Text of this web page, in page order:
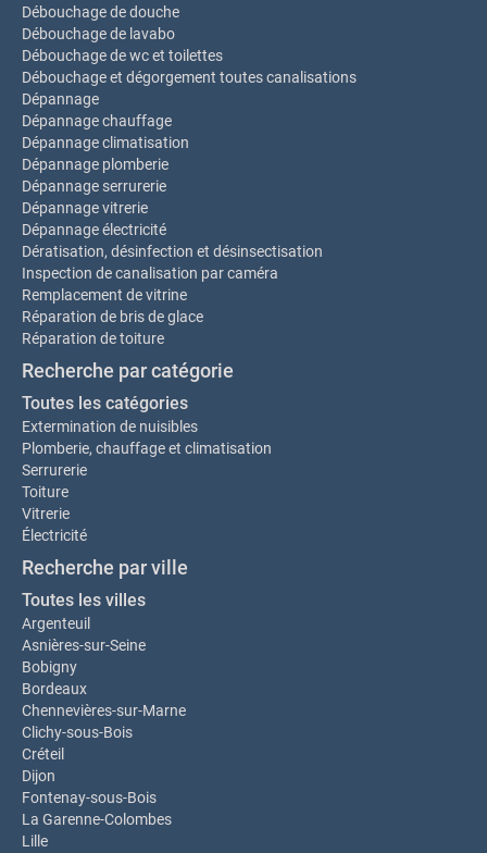
Débouchage de douche
Débouchage de lavabo
Débouchage de wc et toilettes
Débouchage et dégorgement toutes canalisations
Dépannage
Dépannage chauffage
Dépannage climatisation
Dépannage plomberie
Dépannage serrurerie
Dépannage vitrerie
Dépannage électricité
Dératisation, désinfection et désinsectisation
Inspection de canalisation par caméra
Remplacement de vitrine
Réparation de bris de glace
Réparation de toiture
Recherche par catégorie
Toutes les catégories
Extermination de nuisibles
Plomberie, chauffage et climatisation
Serrurerie
Toiture
Vitrerie
Électricité
Recherche par ville
Toutes les villes
Argenteuil
Asnières-sur-Seine
Bobigny
Bordeaux
Chennevières-sur-Marne
Clichy-sous-Bois
Créteil
Dijon
Fontenay-sous-Bois
La Garenne-Colombes
Lille